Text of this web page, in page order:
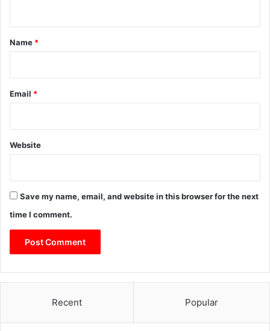
*
Name *
Email *
Website
Save my name, email, and website in this browser for the next
time I comment.
Recent Popular